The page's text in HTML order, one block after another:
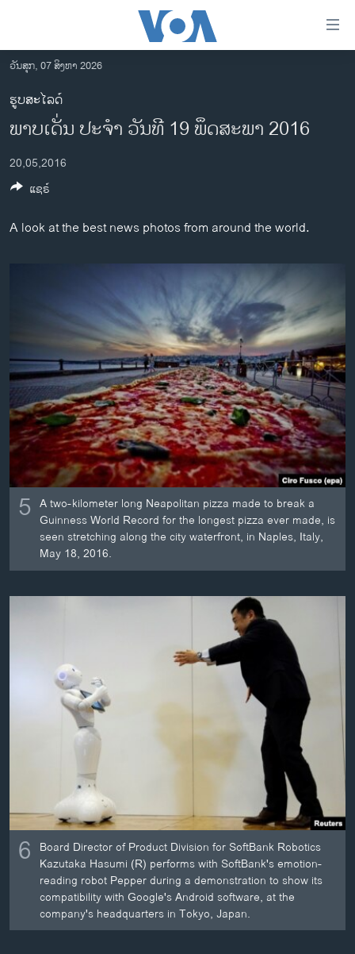
ເຂົ້າ
ຫາ
ຂ້າມ
ຂ້າມ
ໄປ
ຫາ
ຄົ້ນ
ລາວ
ອາເມຣິກາ
ການເລືອກຕັ້ງ ປະທານາທີບໍດີ ສະຫະລັດ 2024
ຂ່າວ​ຈີນ
ໂລກ
ອິດສະຫຼະພາບດ້ານການຂ່າວ
ຊຸມຊົນຊາວລາວ
ວິທະຍາສາດ-ເທັກໂນໂລຈີ
ທຸລະກິດ
ພາສາອັງກິດ
ວີດີໂອ
ສຽງ
ລາຍການກະຈາຍສຽງ
ລາຍງານ
ຕິດຕາມພວກເຮົາ ທີ່
ພາສາຕ່າງໆ
ວັນສຸກ, 07 ສິງຫາ 2026
ຮູບສະໄລດ໌
ພາບເດັ່ນ ປະຈຳ ວັນທີ 19 ພຶດສະພາ 2016
20,05,2016
A look at the best news photos from around the world.
5 A two-kilometer long Neapolitan pizza made to break a
Guinness World Record for the longest pizza ever made, is
seen stretching along the city waterfront, in Naples, Italy,
May 18, 2016.
6 Board Director of Product Division for SoftBank Robotics
Kazutaka Hasumi (R) performs with SoftBank's emotion-
reading robot Pepper during a demonstration to show its
compatibility with Google's Android software, at the
company's headquarters in Tokyo, Japan.
ແຊຣ໌